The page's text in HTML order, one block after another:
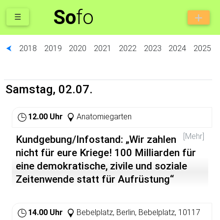
Sofo
☰
⮜ 2018 2019 2020 2021 2022 2023 2024 2025
Samstag, 02.07.
12.00 Uhr Anatomiegarten
[Mehr]
Kundgebung/Infostand: „Wir zahlen
nicht für eure Kriege! 100 Milliarden für
eine demokratische, zivile und soziale
Zeitenwende statt für Aufrüstung“
Berlin statt. Näheres unter
14.00 Uhr
Bebelplatz, Berlin, Bebelplatz, 10117